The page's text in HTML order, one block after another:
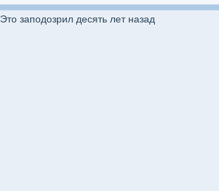
Это заподозрил десять лет назад